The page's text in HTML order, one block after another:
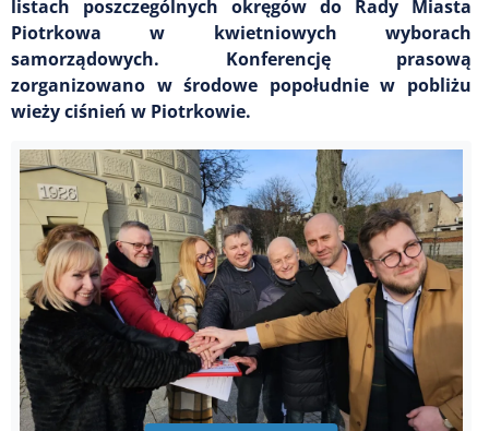
listach poszczególnych okręgów do Rady Miasta
Piotrkowa w kwietniowych wyborach
samorządowych. Konferencję prasową
zorganizowano w środowe popołudnie w pobliżu
wieży ciśnień w Piotrkowie.